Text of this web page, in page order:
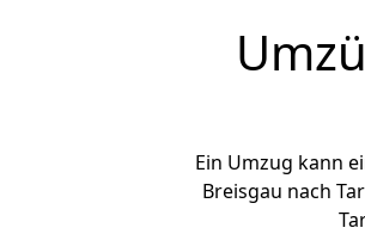
Ein Umzug kann
Breisgau nach